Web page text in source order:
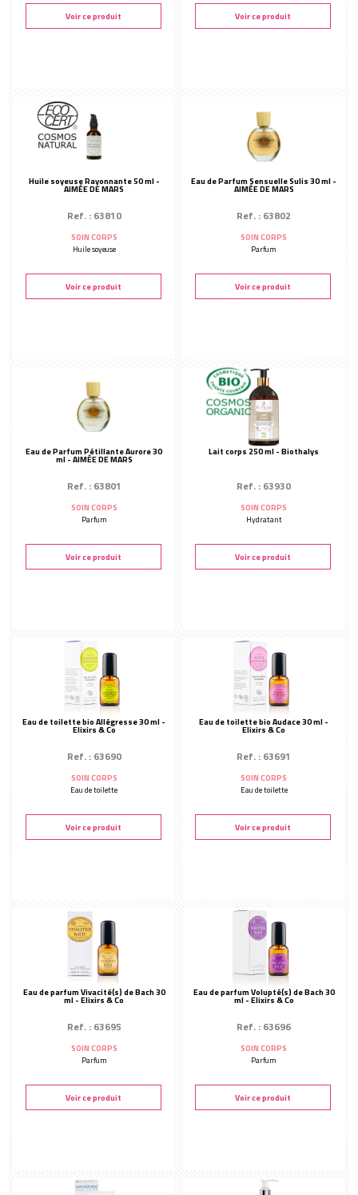
Voir ce produit Voir ce produit
Huile soyeuse Rayonnante 50 ml -
AIMÉE DE MARS
Ref. : 63810
SOIN CORPS
Huile soyeuse
Voir ce produit
Eau de Parfum Sensuelle Sulis 30 ml -
AIMÉE DE MARS
Ref. : 63802
SOIN CORPS
Parfum
Voir ce produit
Eau de Parfum Pétillante Aurore 30
ml - AIMÉE DE MARS
Ref. : 63801
SOIN CORPS
Parfum
Voir ce produit
Lait corps 250 ml - Biothalys
Ref. : 63930
SOIN CORPS
Hydratant
Voir ce produit
Eau de toilette bio Allégresse 30 ml -
Elixirs & Co
Ref. : 63690
SOIN CORPS
Eau de toilette
Voir ce produit
Eau de toilette bio Audace 30 ml -
Elixirs & Co
Ref. : 63691
SOIN CORPS
Eau de toilette
Voir ce produit
Eau de parfum Vivacité(s) de Bach 30
ml - Elixirs & Co
Ref. : 63695
SOIN CORPS
Parfum
Voir ce produit
Eau de parfum Volupté(s) de Bach 30
ml - Elixirs & Co
Ref. : 63696
SOIN CORPS
Parfum
Voir ce produit